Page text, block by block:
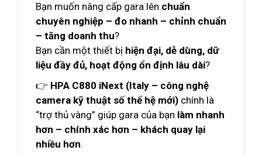
Bạn muốn nâng cấp gara lên chuẩn
chuyên nghiệp – đo nhanh – chỉnh chuẩn
– tăng doanh thu?
Bạn cần một thiết bị hiện đại, dễ dùng, dữ
liệu đầy đủ, hoạt động ổn định lâu dài?
👉 HPA C880 iNext (Italy – công nghệ
camera kỹ thuật số thế hệ mới) chính là
“trợ thủ vàng” giúp gara của bạn làm nhanh
hơn – chính xác hơn – khách quay lại
nhiều hơn.